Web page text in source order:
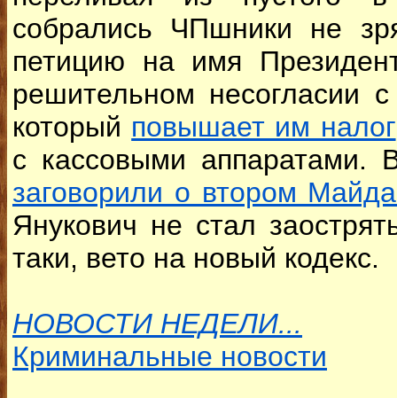
собрались ЧПшники не
петицию на имя
решительном несогласии
который повышает им налог
с кассовыми аппаратами.
заговорили о втором
Янукович не стал
таки, вето на новый кодекс.
НОВОСТИ НЕДЕЛИ...
Криминальные новости